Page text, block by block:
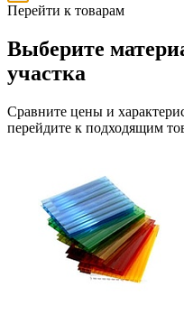
Перейти к товарам
Выберите
участка
Сравните цены и
перейдите к подходящим